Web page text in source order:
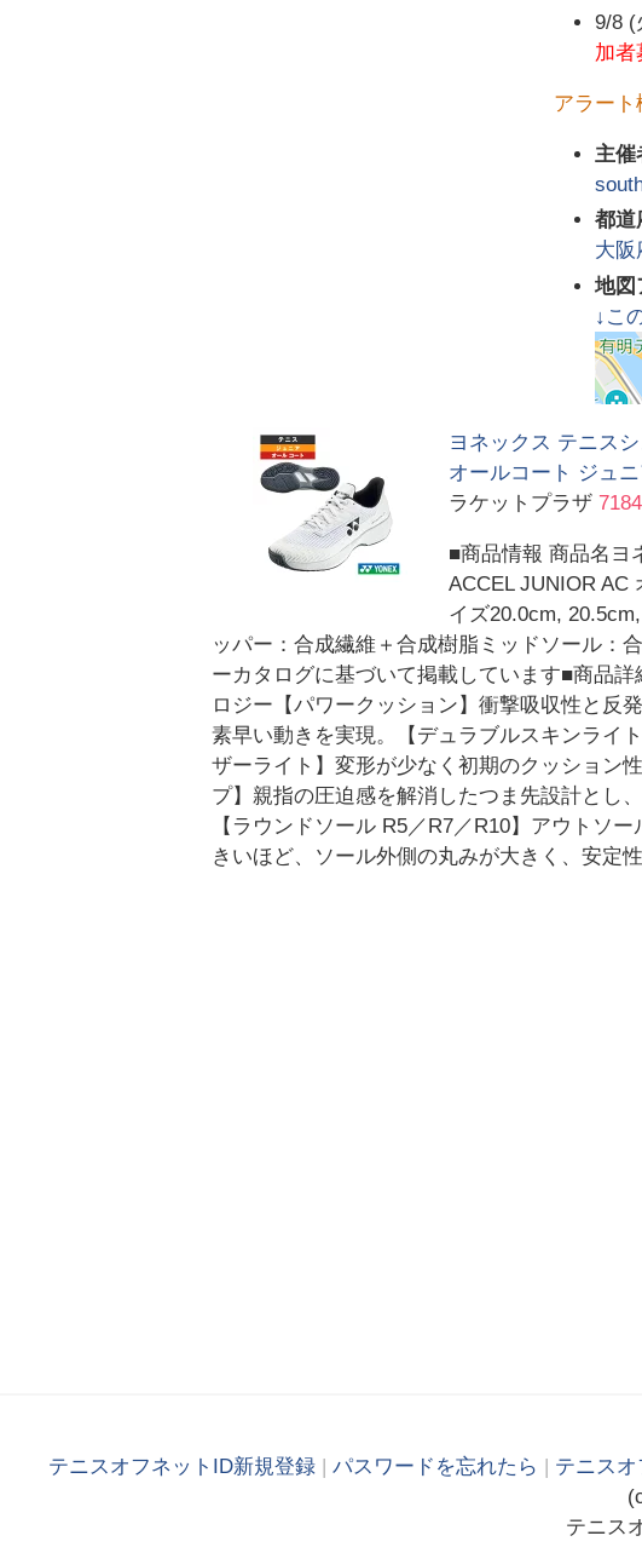
9/8 (
加者
アラート
主催
都道
大阪
地図
↓こ
ヨネックス テニス
オールコート ジュ
ラケットプラザ
■商品情報 商品名ヨ
ACCEL JUNIOR AC
イズ20.0cm,
ッパー：合成繊維＋合成樹脂ミッドソール：
ーカタログに基づいて掲載しています■商品
ロジー【パワークッション】衝撃吸収性と反
素早い動きを実現。【デュラブルスキンライ
ザーライト】変形が少なく初期のクッション
プ】親指の圧迫感を解消したつま先設計とし
【ラウンドソール R5／R7／R10】アウトソ
きいほど、ソール外側の丸みが大きく、安定
テニスオフネットID新規登録 パスワードを忘れたら テニス
テニス